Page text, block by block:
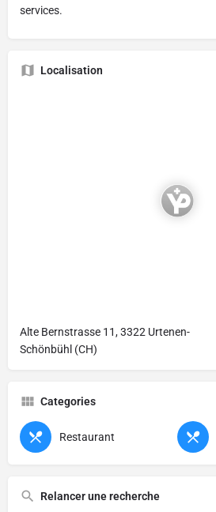
services.
Localisation
Alte Bernstrasse 11, 3322 Urtenen-
Schönbühl (CH)
Categories
Restaurant
Relancer une recherche